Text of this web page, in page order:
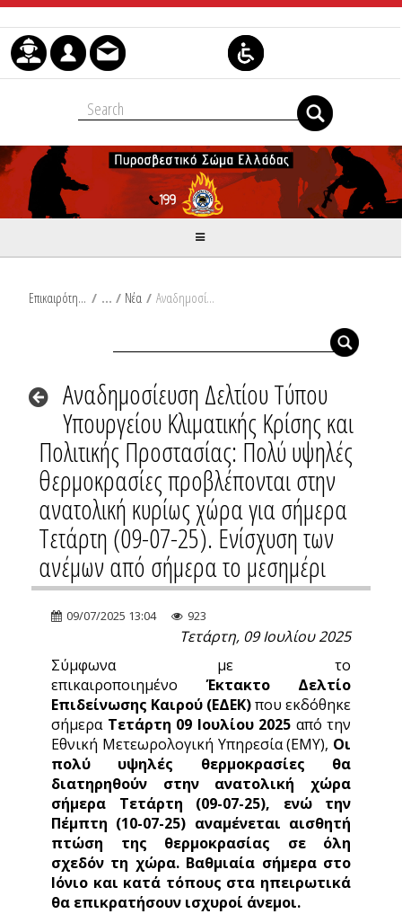
Μετάβαση στο περιεχόμενο
Επικαιρότητα / Νέα / Αναδημοσίευση Δελτίου Τύπου Υπουργείου Κλιματικής Κρίσης και Πολιτικής Προστασίας: Πολύ υψηλές θερμοκρασίες προβλέπονται στην ανατολική κυρίως χώρα για σήμερα Τετάρτη (09-07-25). Ενίσχυση των ανέμων από σήμερα το μεσημέρι
Αναδημοσίευση Δελτίου Τύπου
Υπουργείου Κλιματικής Κρίσης και
Πολιτικής Προστασίας: Πολύ υψηλές
θερμοκρασίες προβλέπονται στην
ανατολική κυρίως χώρα για σήμερα
Τετάρτη (09-07-25). Ενίσχυση των
ανέμων από σήμερα το μεσημέρι
09/07/2025 13:04 923
Τετάρτη, 09 Ιουλίου 2025
Σύμφωνα με το
επικαιροποιημένοΈκτακτο Δελτίο
Επιδείνωσης Καιρού (ΕΔΕΚ)που εκδόθηκε
σήμερα Τετάρτη 09 Ιουλίου 2025 από την
Εθνική Μετεωρολογική Υπηρεσία (ΕΜΥ), Οι
πολύ υψηλές θερμοκρασίες θα
διατηρηθούν στην ανατολική χώρα
σήμερα Τετάρτη (09-07-25), ενώ την
Πέμπτη (10-07-25) αναμένεται αισθητή
πτώση της θερμοκρασίας σε όλη
σχεδόν τη χώρα. Βαθμιαία σήμερα στο
Ιόνιο και κατά τόπους στα ηπειρωτικά
θα επικρατήσουν ισχυροί άνεμοι.